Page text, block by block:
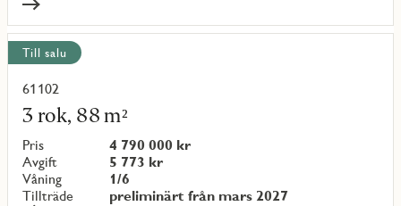
Till salu
61102
3 rok, 88 m²
Pris
4 790 000 kr
Avgift
5 773 kr
Våning
1/6
Tillträde
preliminärt från mars 2027
Läs
mer
om
objekt
{objectNumber}